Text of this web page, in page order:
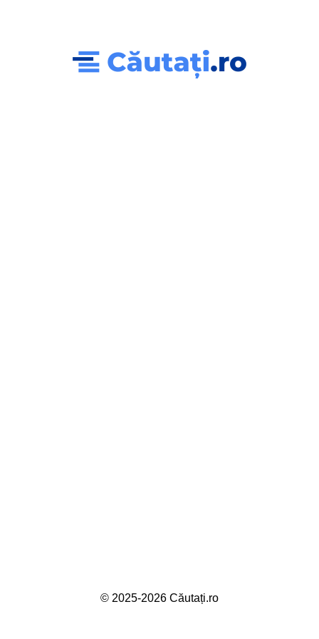
© 2025-2026 Căutați.ro